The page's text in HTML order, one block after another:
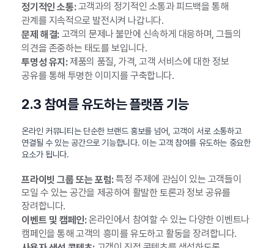
정기적인 소통:고객과의 정기적인 소통과 피드백을 통해
관계를 지속적으로 발전시켜 나갑니다.
문제 해결:고객의 문제나 불만에 신속하게 대응하며, 그들의
의견을 존중하는 태도를 보입니다.
투명성 유지:제품의 품질, 가격, 고객 서비스에 대한 정보
공유를 통해 투명한 이미지를 구축합니다.
2.3 참여를 유도하는 플랫폼 기능
온라인 커뮤니티는 단순한 브랜드 홍보를 넘어, 고객이 서로 소통하고
연결될 수 있는 공간으로 기능합니다. 이는 고객 참여를 유도하는 중요한
요소가 됩니다.
프라이빗 그룹 또는 포럼:특정 주제에 관심이 있는 고객들이
모일 수 있는 공간을 제공하여 활발한 토론과 정보 공유를
장려합니다.
이벤트 및 캠페인:온라인에서 참여할 수 있는 다양한 이벤트나
캠페인을 통해 고객의 흥미를 유도하고 활동을 장려합니다.